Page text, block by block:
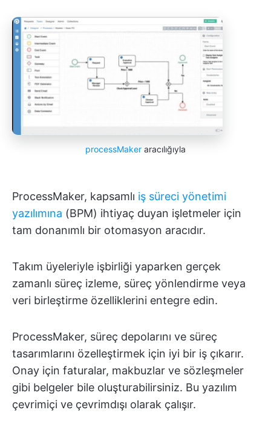
processMaker aracılığıyla
ProcessMaker, kapsamlı iş süreci yönetimi
yazılımına (BPM) ihtiyaç duyan işletmeler için
tam donanımlı bir otomasyon aracıdır.
Takım üyeleriyle işbirliği yaparken gerçek
zamanlı süreç izleme, süreç yönlendirme veya
veri birleştirme özelliklerini entegre edin.
ProcessMaker, süreç depolarını ve süreç
tasarımlarını özelleştirmek için iyi bir iş çıkarır.
Onay için faturalar, makbuzlar ve sözleşmeler
gibi belgeler bile oluşturabilirsiniz. Bu yazılım
çevrimiçi ve çevrimdışı olarak çalışır.